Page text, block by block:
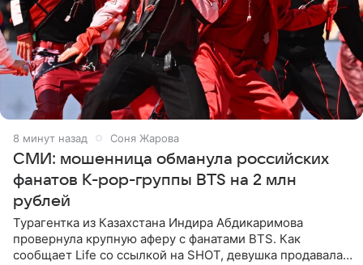
8 минут назад Соня Жарова
СМИ: мошенница обманула российских
фанатов K-pop-группы BTS на 2 млн
рублей
Турагентка из Казахстана Индира Абдикаримова
провернула крупную аферу с фанатами BTS. Как
сообщает Life со ссылкой на SHOT, девушка продавала